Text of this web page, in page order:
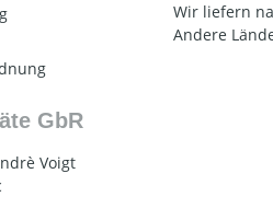
GbR
Voigt
Wir liefern
Andere